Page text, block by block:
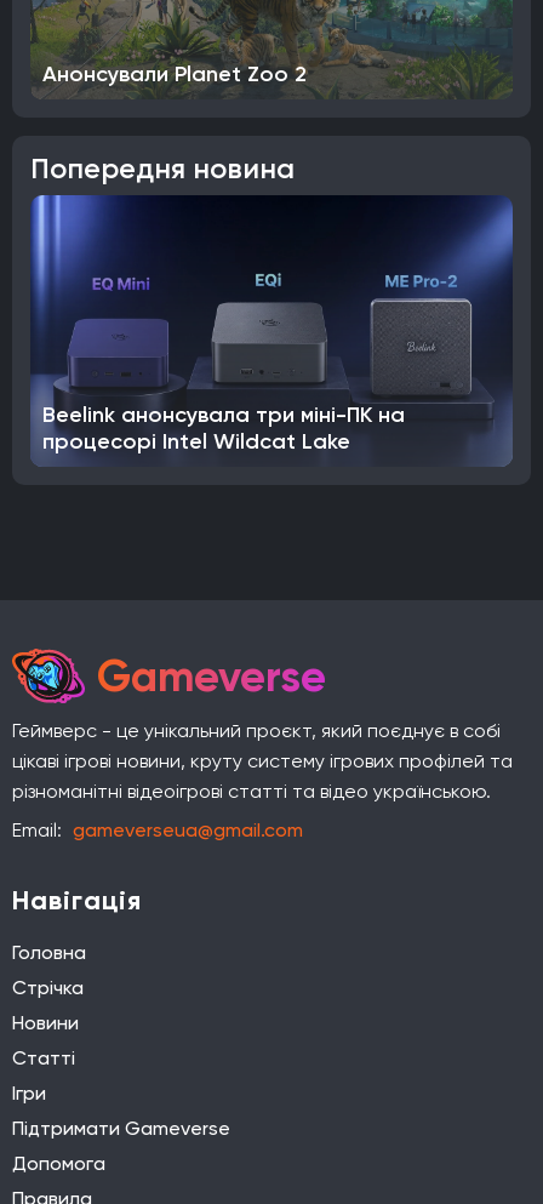
Анонсували Planet Zoo 2
Попередня новина
Beelink анонсувала три міні-ПК на
процесорі Intel Wildcat Lake
Gameverse
Геймверс - це унікальний проєкт, який поєднує в собі
цікаві ігрові новини, круту систему ігрових профілей та
різноманітні відеоігрові статті та відео українською.
Email: gameverseua@gmail.com
Навігація
Головна
Стрічка
Новини
Статті
Ігри
Підтримати Gameverse
Допомога
Правила